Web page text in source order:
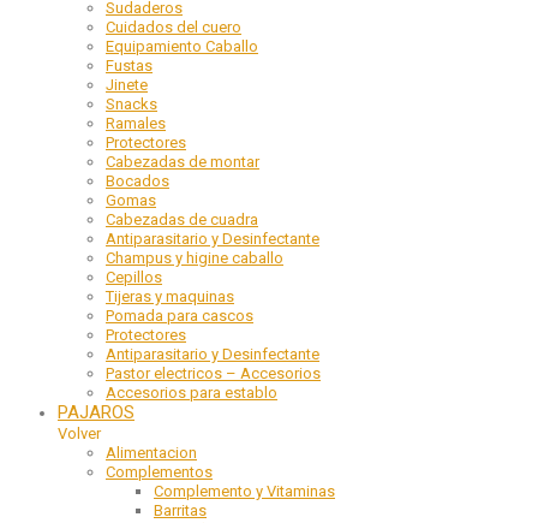
Sudaderos
Cuidados del cuero
Equipamiento Caballo
Fustas
Jinete
Snacks
Ramales
Protectores
Cabezadas de montar
Bocados
Gomas
Cabezadas de cuadra
Antiparasitario y Desinfectante
Champus y higine caballo
Cepillos
Tijeras y maquinas
Pomada para cascos
Protectores
Antiparasitario y Desinfectante
Pastor electricos – Accesorios
Accesorios para establo
PAJAROS
Volver
Alimentacion
Complementos
Complemento y Vitaminas
Barritas